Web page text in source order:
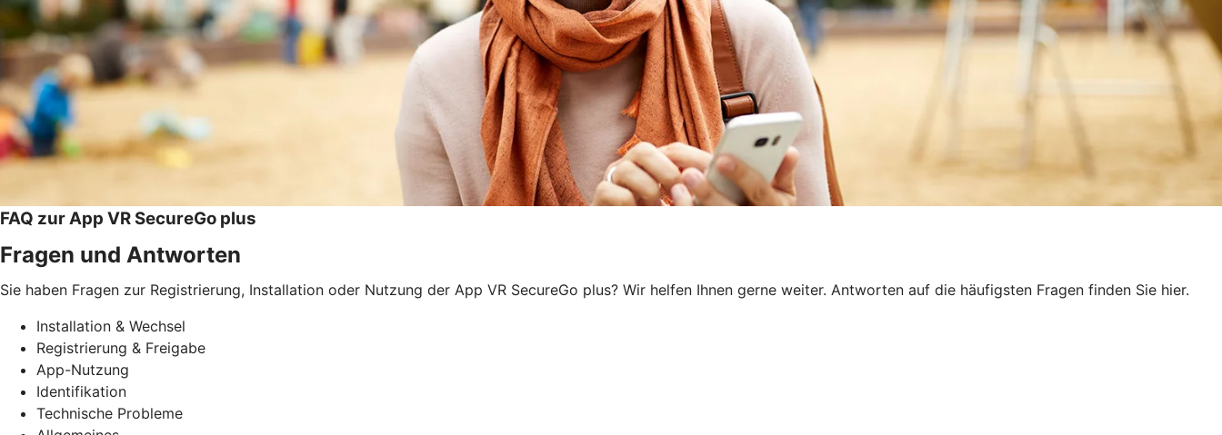
FAQ zur App VR SecureGo plus
Fragen und Antworten
Sie haben Fragen zur Registrierung, Installation oder Nutzung der App VR SecureGo plus? Wir helfen Ihnen gerne weiter. Antworten auf die häufigsten Fragen finden Sie hier.
Installation & Wechsel
Registrierung & Freigabe
App-Nutzung
Identifikation
Technische Probleme